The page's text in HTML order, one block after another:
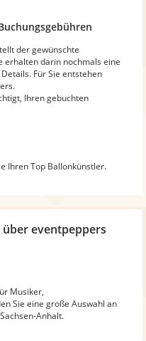
der gewünschte
erhalten darin nochmals eine
Für Sie entstehen
Ihren gebuchten
Ihren Top Ballonkünstler.
über eventpeppers
Musiker,
Sie eine große Auswahl an
Anhalt.